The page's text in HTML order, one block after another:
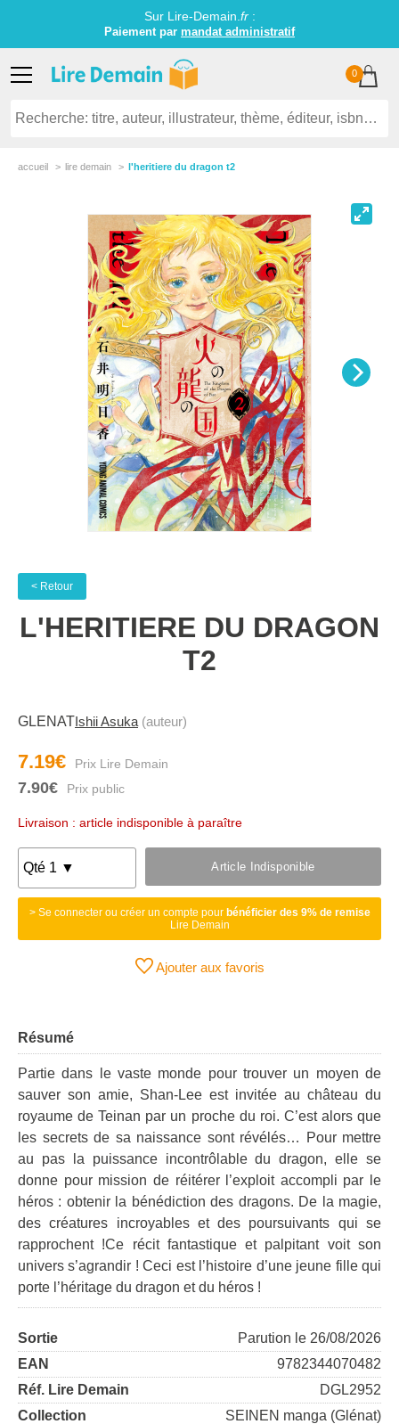
Sur Lire-Demain. fr:
Paiement par mandat administratif
0
accueil lire demain l'heritiere du dragon t2
< Retour
L'HERITIERE DU DRAGON
T2
GLENATIshii Asuka (auteur)
7.19€
7.90€
Livraison : article indisponible à paraître
Article Indisponible
> Se connecter ou créer un compte pour bénéficier des 9% de remise
Lire Demain
Ajouter aux favoris
Résumé
Partie dans le vaste monde pour trouver un moyen de
sauver son amie, Shan-Lee est invitée au château du
royaume de Teinan par un proche du roi. C’est alors que
les secrets de sa naissance sont révélés… Pour mettre
au pas la puissance incontrôlable du dragon, elle se
donne pour mission de réitérer l’exploit accompli par le
héros : obtenir la bénédiction des dragons. De la magie,
des créatures incroyables et des poursuivants qui se
rapprochent !Ce récit fantastique et palpitant voit son
univers s’agrandir ! Ceci est l’histoire d’une jeune fille qui
porte l’héritage du dragon et du héros !
Sortie
Parution le 26/08/2026
EAN
9782344070482
Réf. Lire Demain
DGL2952
Collection
SEINEN manga (Glénat)